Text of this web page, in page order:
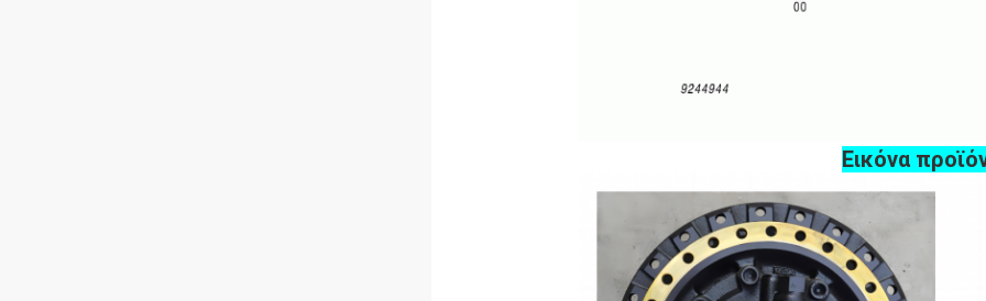
Εικόνα